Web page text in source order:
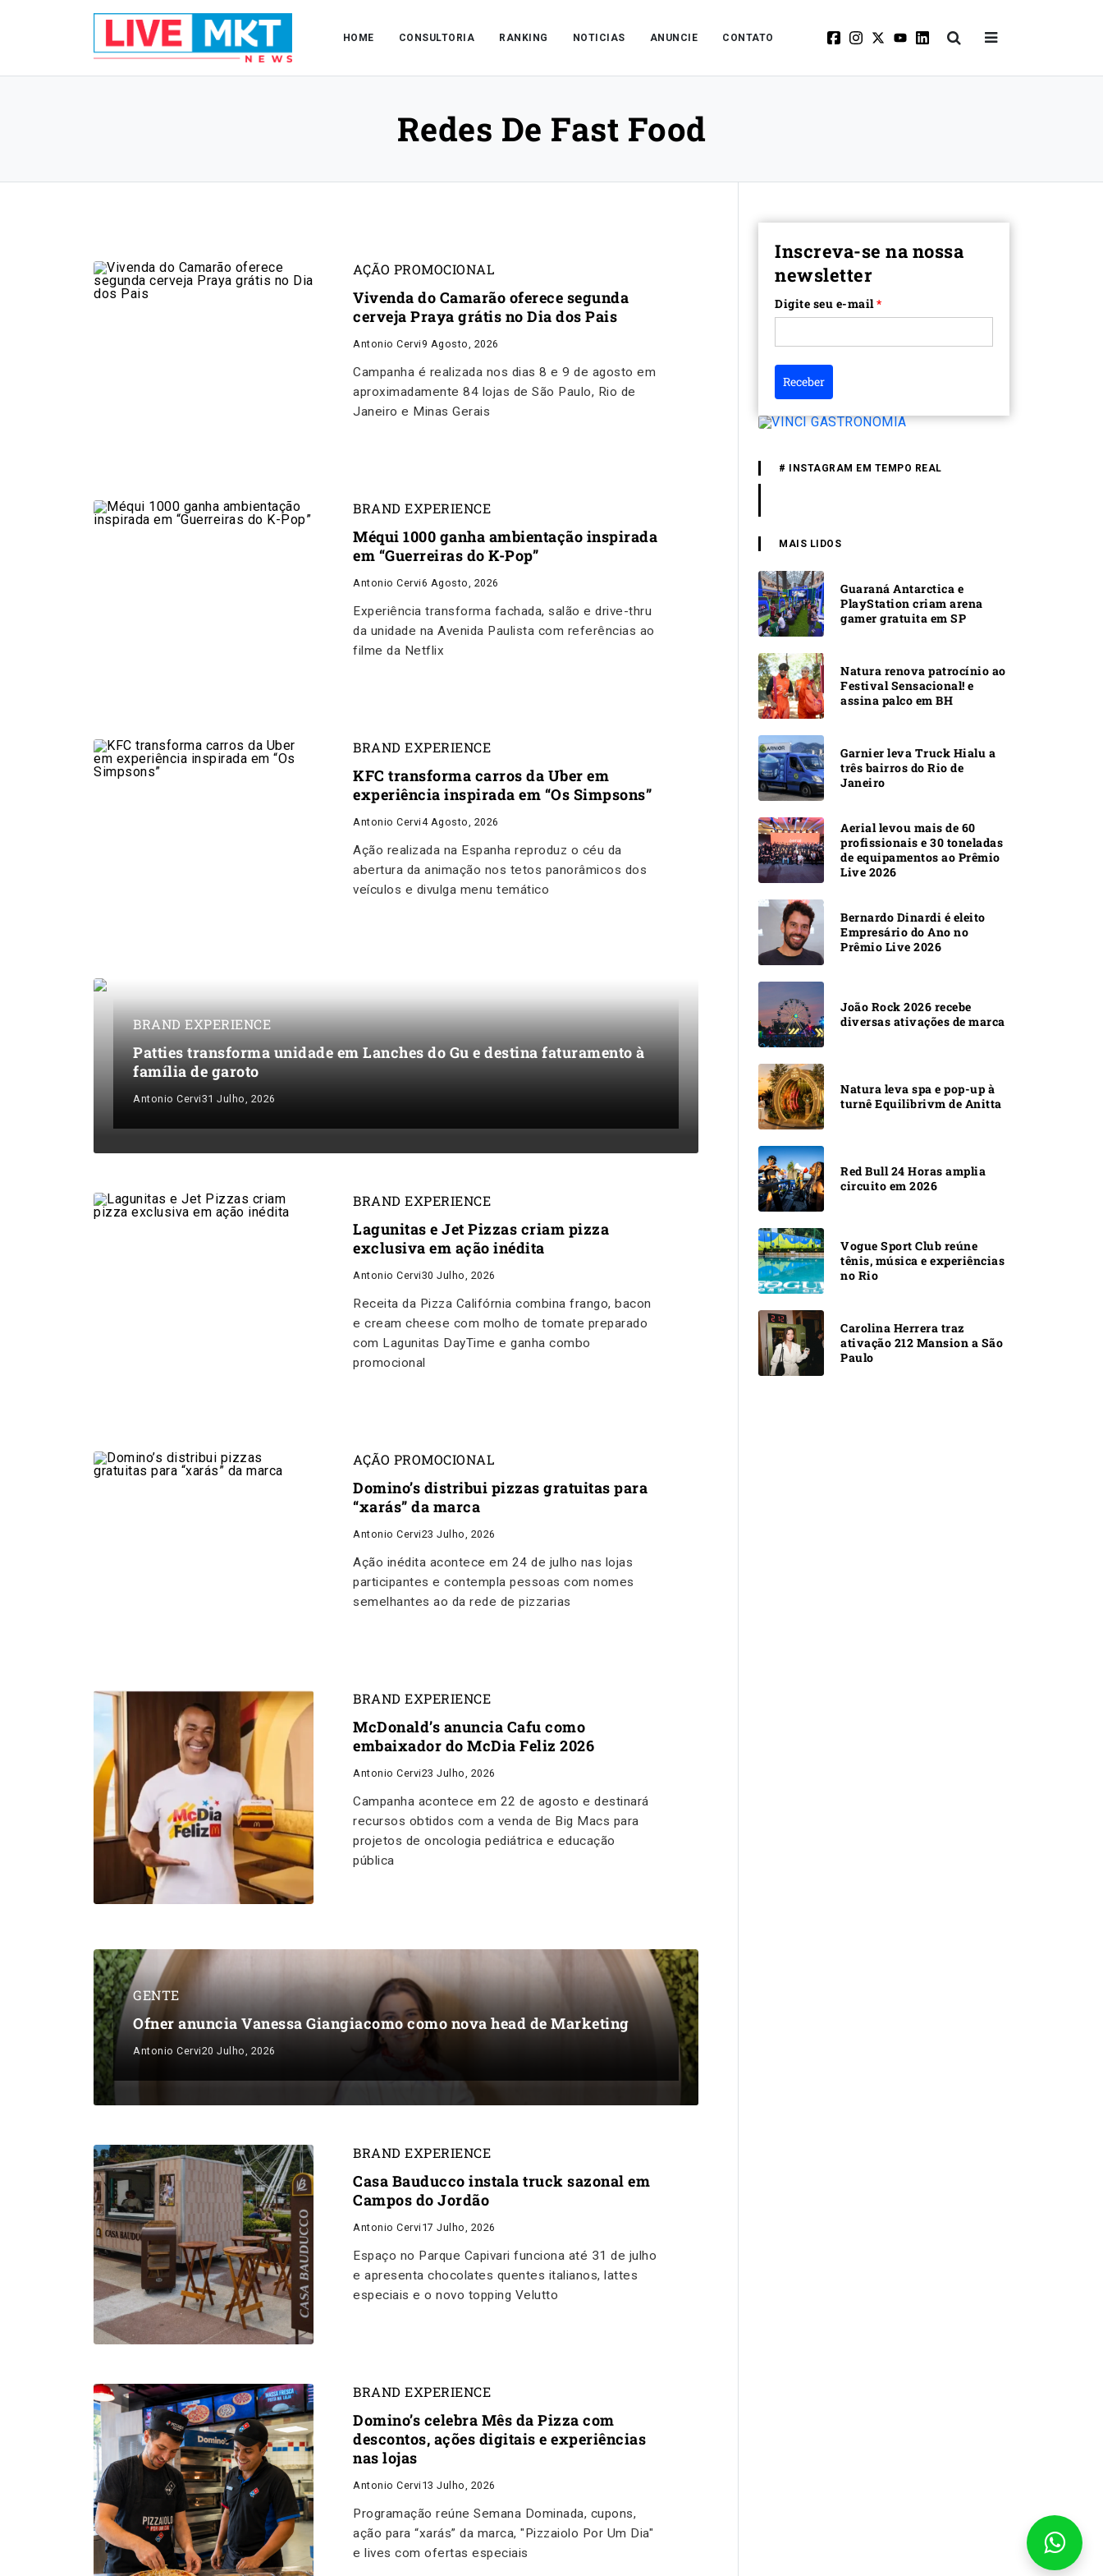
HOME CONSULTORIA RANKING NOTICIAS ANUNCIE CONTATO
Redes De Fast Food
AÇÃO PROMOCIONAL
Vivenda do Camarão oferece segunda
cerveja Praya grátis no Dia dos Pais
Antonio Cervi 9 Agosto, 2026
Campanha é realizada nos dias 8 e 9 de agosto em
aproximadamente 84 lojas de São Paulo, Rio de
Janeiro e Minas Gerais
BRAND EXPERIENCE
Méqui 1000 ganha ambientação inspirada
em “Guerreiras do K-Pop”
Antonio Cervi6 Agosto, 2026
Experiência transforma fachada, salão e drive-thru
da unidade na Avenida Paulista com referências ao
filme da Netflix
BRAND EXPERIENCE
KFC transforma carros da Uber em
experiência inspirada em “Os Simpsons”
Antonio Cervi4 Agosto, 2026
Ação realizada na Espanha reproduz o céu da
abertura da animação nos tetos panorâmicos dos
veículos e divulga menu temático
BRAND EXPERIENCE
Patties transforma unidade em Lanches do Gu e destina faturamento à
família de garoto
Antonio Cervi31 Julho, 2026
BRAND EXPERIENCE
Lagunitas e Jet Pizzas criam pizza
exclusiva em ação inédita
Antonio Cervi30 Julho, 2026
Receita da Pizza Califórnia combina frango, bacon
e cream cheese com molho de tomate preparado
com Lagunitas DayTime e ganha combo
promocional
AÇÃO PROMOCIONAL
Domino’s distribui pizzas gratuitas para
“xarás” da marca
Antonio Cervi23 Julho, 2026
Ação inédita acontece em 24 de julho nas lojas
participantes e contempla pessoas com nomes
semelhantes ao da rede de pizzarias
BRAND EXPERIENCE
McDonald’s anuncia Cafu como
embaixador do McDia Feliz 2026
Antonio Cervi23 Julho, 2026
Campanha acontece em 22 de agosto e destinará
recursos obtidos com a venda de Big Macs para
projetos de oncologia pediátrica e educação
pública
GENTE
Ofner anuncia Vanessa Giangiacomo como nova head de Marketing
Antonio Cervi20 Julho, 2026
BRAND EXPERIENCE
Casa Bauducco instala truck sazonal em
Campos do Jordão
Antonio Cervi 17 Julho, 2026
Espaço no Parque Capivari funciona até 31 de julho
e apresenta chocolates quentes italianos, lattes
especiais e o novo topping Velutto
BRAND EXPERIENCE
Domino’s celebra Mês da Pizza com
descontos, ações digitais e experiências
nas lojas
Antonio Cervi 13 Julho, 2026
Programação reúne Semana Dominada, cupons,
ação para “xarás” da marca, "Pizzaiolo Por Um Dia"
e lives com ofertas especiais
Inscreva-se na nossa
newsletter
Digite seu e-mail*
Receber
# INSTAGRAM EM TEMPO REAL
MAIS LIDOS
Guaraná Antarctica e
PlayStation criam arena
gamer gratuita em SP
Natura renova patrocínio ao
Festival Sensacional! e
assina palco em BH
Garnier leva Truck Hialu a
três bairros do Rio de
Janeiro
Aerial levou mais de 60
profissionais e 30 toneladas
de equipamentos ao Prêmio
Live 2026
Bernardo Dinardi é eleito
Empresário do Ano no
Prêmio Live 2026
João Rock 2026 recebe
diversas ativações de marca
Natura leva spa e pop-up à
turnê Equilibrivm de Anitta
Red Bull 24 Horas amplia
circuito em 2026
Vogue Sport Club reúne
tênis, música e experiências
no Rio
Carolina Herrera traz
ativação 212 Mansion a São
Paulo